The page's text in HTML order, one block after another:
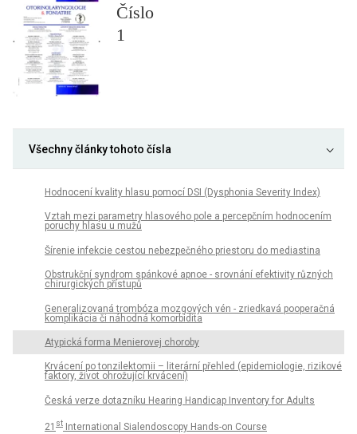
Číslo
1
Všechny články tohoto čísla
Hodnocení kvality hlasu pomocí DSI (Dysphonia Severity Index)
Vztah mezi parametry hlasového pole a percepčním hodnocením
poruchy hlasu u mužů
Šírenie infekcie cestou nebezpečného priestoru do mediastina
Obstrukční syndrom spánkové apnoe - srovnání efektivity různých
chirurgických přístupů
Generalizovaná trombóza mozgových vén - zriedkavá pooperačná
komplikácia či náhodná komorbidita
Atypická forma Menierovej choroby
Krvácení po tonzilektomii – literární přehled (epidemiologie, rizikové
faktory, život ohrožující krvácení)
Česká verze dotazníku Hearing Handicap Inventory for Adults
21 st International Sialendoscopy Hands-on Course